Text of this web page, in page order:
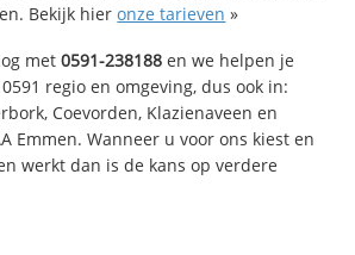
Bekijk hieronze tarieven »
met0591-238188 en we helpen je
regio en omgeving, dus ook in:
Coevorden, Klazienaveen en
Emmen. Wanneer u voor ons kiest en
werkt dan is de kans op verdere